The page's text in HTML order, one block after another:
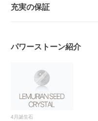
充実の保証
パワーストーン紹介
4月誕生石